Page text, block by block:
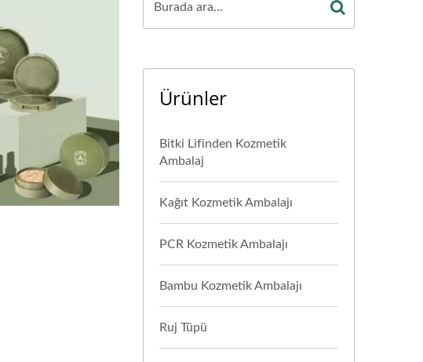
Ürünler
Bitki Lifinden Kozmetik
Ambalaj
Kağıt Kozmetik Ambalajı
PCR Kozmetik Ambalajı
Bambu Kozmetik Ambalajı
Ruj Tüpü